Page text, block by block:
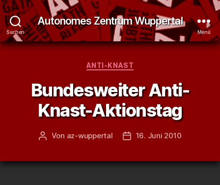
Suchen
Autonomes Zentrum Wuppertal
Menü
Kategorien
ANTI-KNAST
Bundesweiter Anti-
Knast-Aktionstag
Beitragsautor
Von az-wuppertal Veröffentlichungsdatum
16. Juni 2010